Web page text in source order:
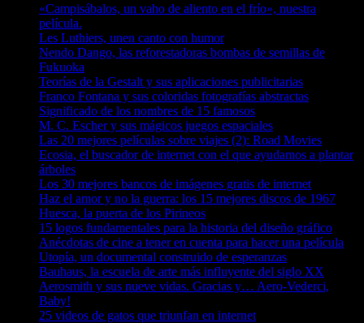
«Campisábalos, un vaho de aliento en el frío», nuestra
película.
Les Luthiers, unen canto con humor
Nendo Dango, las reforestadoras bombas de semillas de
Fukuoka
Teorías de la Gestalt y sus aplicaciones publicitarias
Franco Fontana y sus coloridas fotografías abstractas
Significado de los nombres de 15 famosos
M. C. Escher y sus mágicos juegos espaciales
Las 20 mejores películas sobre viajes (2): Road Movies
Ecosia, el buscador de internet con el que ayudamos a plantar
árboles
Los 30 mejores bancos de imágenes gratis de internet
Haz el amor y no la guerra: los 15 mejores discos de 1967
Huesca, la puerta de los Pirineos
15 logos fundamentales para la historia del diseño gráfico
Anécdotas de cine a tener en cuenta para hacer una película
Utopía, un documental construido de esperanzas
Bauhaus, la escuela de arte más influyente del siglo XX
Aerosmith y sus nueve vidas. Gracias y… Aero-Vederci,
Baby!
25 videos de gatos que triunfan en internet